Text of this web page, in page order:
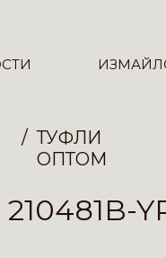
ТУФЛИ
ОПТОМ